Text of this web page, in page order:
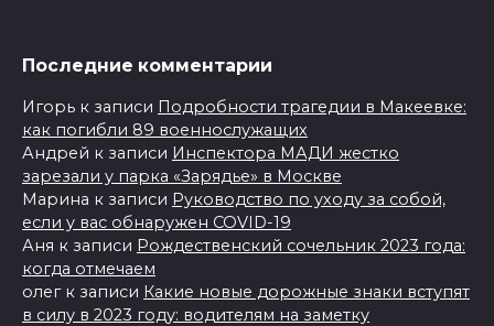
Последние комментарии
Игорь к записи Подробности трагедии в Макеевке:
как погибли 89 военнослужащих
Андрей к записи Инспектора МАДИ жестко
зарезали у парка «Зарядье» в Москве
Марина к записи Руководство по уходу за собой,
если у вас обнаружен COVID-19
Аня к записи Рождественский сочельник 2023 года:
когда отмечаем
олегк записи Какие новые дорожные знаки вступят
в силу в 2023 году: водителям на заметку